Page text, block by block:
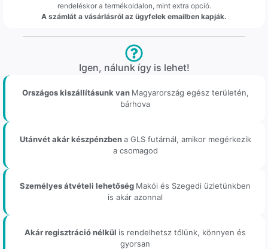
rendeléskor a termékoldalon, mint extra opció.
A számlát a vásárlásról az ügyfelek emailben kapják.
Igen, nálunk így is lehet!
Országos kiszállításunk van Magyarország egész területén,
bárhova
Utánvét akár készpénzbena GLS futárnál, amikor megérkezik
a csomagod
Személyes átvételi lehetőség Makói és Szegedi üzletünkben
is akár azonnal
Akár regisztráció nélkül is rendelhetsz tőlünk, könnyen és
gyorsan